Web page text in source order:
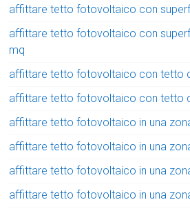
affittare tetto fotovoltaico con
affittare tetto fotovoltaico con
mq
affittare tetto fotovoltaico con tetto
affittare tetto fotovoltaico con tetto
affittare tetto fotovoltaico in una
affittare tetto fotovoltaico in una
affittare tetto fotovoltaico in una
affittare tetto fotovoltaico in una